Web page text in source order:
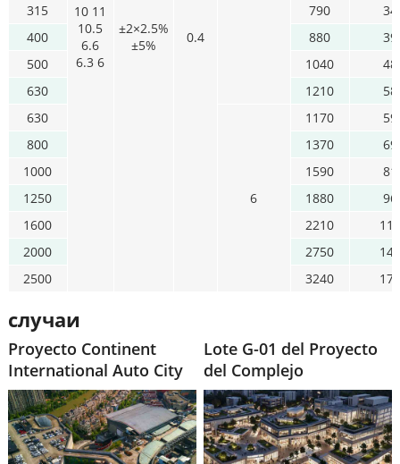
10 11
10.5
6.6
6.3 6
±2×2.5%
±5%
0.4
315
790
400
880
500
1040
630
1210
630
6
1170
800
1370
1000
1590
1250
1880
1600
2210
2000
2750
2500
3240
случаи
Proyecto Continent
International Auto City
Lote G-01 del Proyecto
del Complejo
DaJingJiang